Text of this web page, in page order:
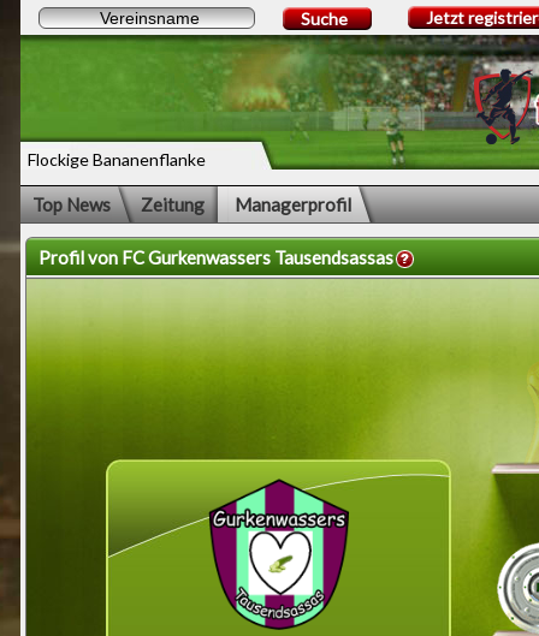
Flockige Bananenflanke
Suche Jetzt
Top News Zeitung Managerprofil
Profil von FC Gurkenwassers Tausendsassas